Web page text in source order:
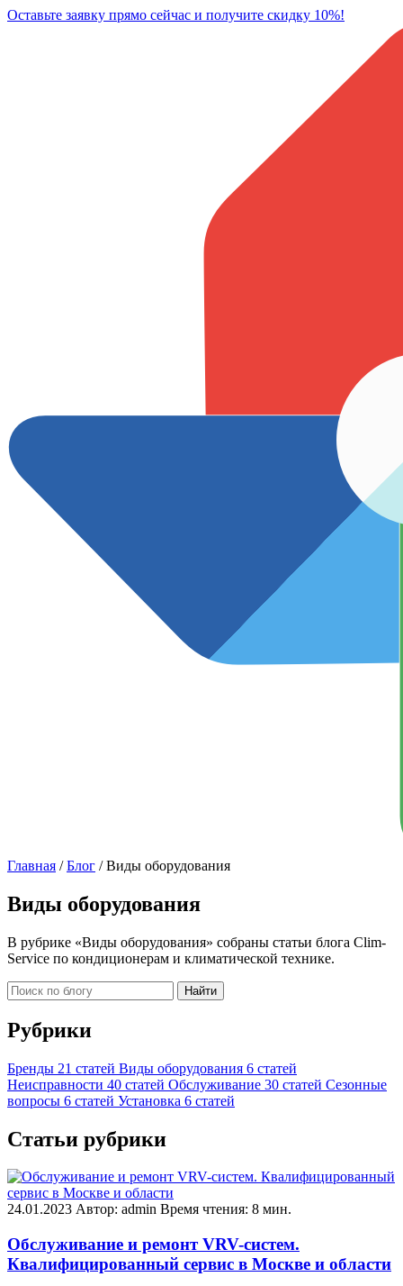
Оставьте заявку прямо сейчас и получите скидку 10%!
Главная / Блог / Виды оборудования
Виды оборудования
В рубрике «Виды оборудования» собраны статьи блога Clim-
Service по кондиционерам и климатической технике.
Найти
Рубрики
Бренды 21 статей Виды оборудования 6 статей
Неисправности 40 статей Обслуживание 30 статей Сезонные
вопросы 6 статей Установка 6 статей
Статьи рубрики
24.01.2023 Автор: admin Время чтения: 8 мин.
Обслуживание и ремонт VRV-систем.
Квалифицированный сервис в Москве и области